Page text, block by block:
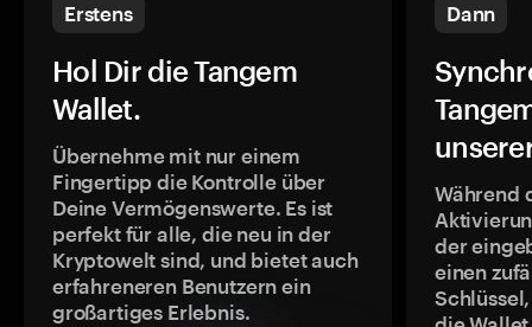
Erstens
Hol Dir die Tangem
Wallet.
Übernehme mit nur einem
Fingertipp die Kontrolle über
Deine Vermögenswerte. Es ist
perfekt für alle, die neu in der
Kryptowelt sind, und bietet auch
erfahreneren Benutzern ein
großartiges Erlebnis.
Dann
Während
der
einen